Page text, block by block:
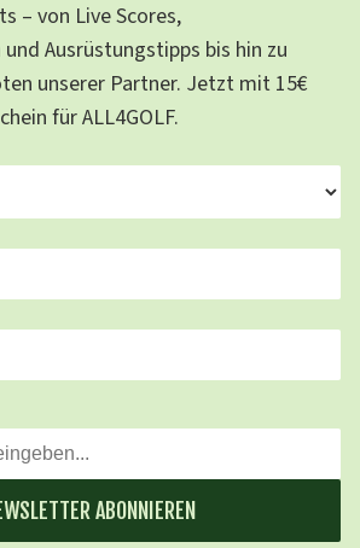
– von Live Scores,
Ausrüstungstipps bis hin zu
unserer Partner. Jetzt mit 15€
für ALL4GOLF.
ABONNIEREN